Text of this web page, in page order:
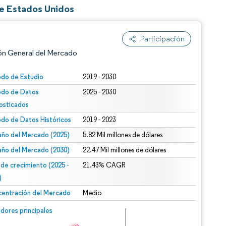
Estados Unidos
Participación
General del Mercado
de Estudio 2019 - 2030
de Datos
2025 - 2030
de Datos Históricos 2019 - 2023
del Mercado (2025) 5.82 Mil millones de dólares
del Mercado (2030) 22.47 Mil millones de dólares
de crecimiento (2025 -
21.43% CAGR
del Mercado Medio
principales
© Mordor Intelligence. El uso requiere atribución según CC BY 4.0.
CC BY 4.0.